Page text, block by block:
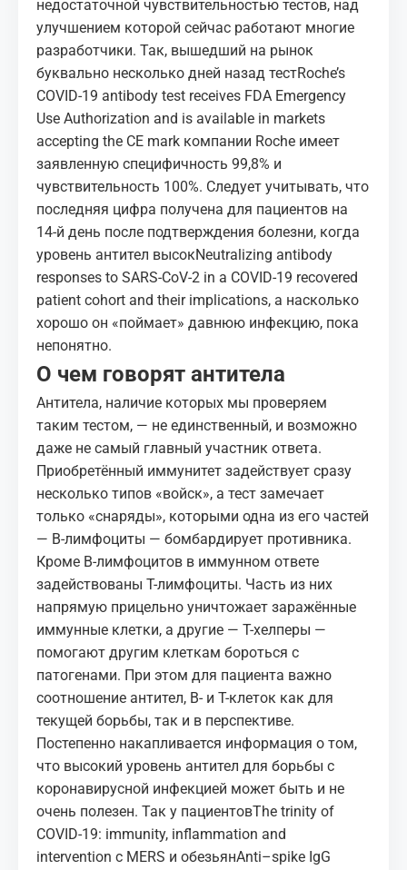
недостаточной чувствительностью тестов, над
улучшением которой сейчас работают многие
разработчики. Так, вышедший на рынок
буквально несколько дней назад тестRoche’s
COVID-19 antibody test receives FDA Emergency
Use Authorization and is available in markets
accepting the CE mark компании Roche имеет
заявленную специфичность 99,8% и
чувствительность 100%. Следует учитывать, что
последняя цифра получена для пациентов на
14-й день после подтверждения болезни, когда
уровень антител высокNeutralizing antibody
responses to SARS-CoV-2 in a COVID-19 recovered
patient cohort and their implications, а насколько
хорошо он «поймает» давнюю инфекцию, пока
непонятно.
О чем говорят антитела
Антитела, наличие которых мы проверяем
таким тестом, — не единственный, и возможно
даже не самый главный участник ответа.
Приобретённый иммунитет задействует сразу
несколько типов «войск», а тест замечает
только «снаряды», которыми одна из его частей
— В-лимфоциты — бомбардирует противника.
Кроме В-лимфоцитов в иммунном ответе
задействованы Т-лимфоциты. Часть из них
напрямую прицельно уничтожает заражённые
иммунные клетки, а другие — Т-хелперы —
помогают другим клеткам бороться с
патогенами. При этом для пациента важно
соотношение антител, B- и Т-клеток как для
текущей борьбы, так и в перспективе.
Постепенно накапливается информация о том,
что высокий уровень антител для борьбы с
коронавирусной инфекцией может быть и не
очень полезен. Так у пациентовThe trinity of
COVID-19: immunity, inflammation and
intervention с MERS и обезьянAnti–spike IgG